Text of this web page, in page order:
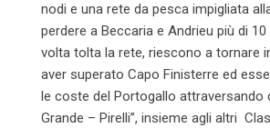
nodi e una rete da pesca impigliata
perdere a Beccaria e Andrieu più di
volta tolta la rete, riescono a tornare
aver superato Capo Finisterre ed
le coste del Portogallo attraversando
Grande – Pirelli”, insieme agli altri